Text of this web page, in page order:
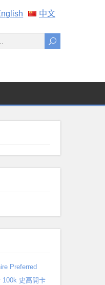
中文
Preferred
100k 史高開卡